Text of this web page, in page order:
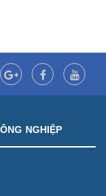
NGHIỆP